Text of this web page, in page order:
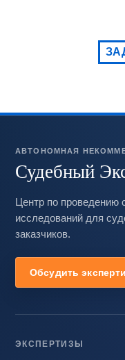
АВТОНОМНАЯ
Судебный
Центр по проведению
исследований для
заказчиков.
Обсудить
ЭКСПЕРТИЗЫ